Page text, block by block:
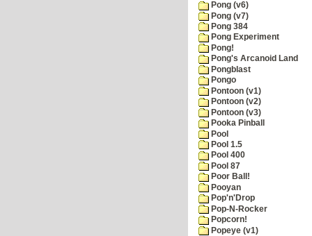
Pong (v6)
Pong (v7)
Pong 384
Pong Experiment
Pong!
Pong's Arcanoid Land
Pongblast
Pongo
Pontoon (v1)
Pontoon (v2)
Pontoon (v3)
Pooka Pinball
Pool
Pool 1.5
Pool 400
Pool 87
Poor Ball!
Pooyan
Pop'n'Drop
Pop-N-Rocker
Popcorn!
Popeye (v1)